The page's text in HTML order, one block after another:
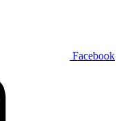
Facebook